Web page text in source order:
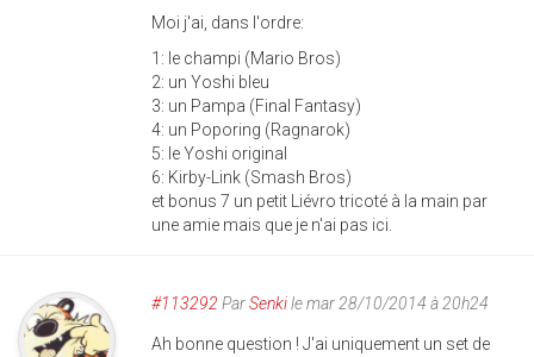
Moi j'ai, dans l'ordre:
1: le champi (Mario Bros)
2: un Yoshi bleu
3: un Pampa (Final Fantasy)
4: un Poporing (Ragnarok)
5: le Yoshi original
6: Kirby-Link (Smash Bros)
et bonus 7 un petit Liévro tricoté à la main par
une amie mais que je n'ai pas ici.
#113292 ParSenkile mar 28/10/2014 à 20h24
Ah bonne question ! J'ai uniquement un set de